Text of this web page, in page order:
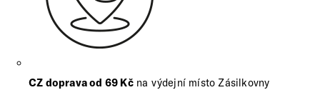
CZ doprava od 69 Kčna výdejní místo Zásilkovny